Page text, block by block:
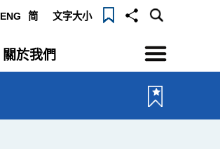
ENG 简 文字大小
關於我們
展
選
單